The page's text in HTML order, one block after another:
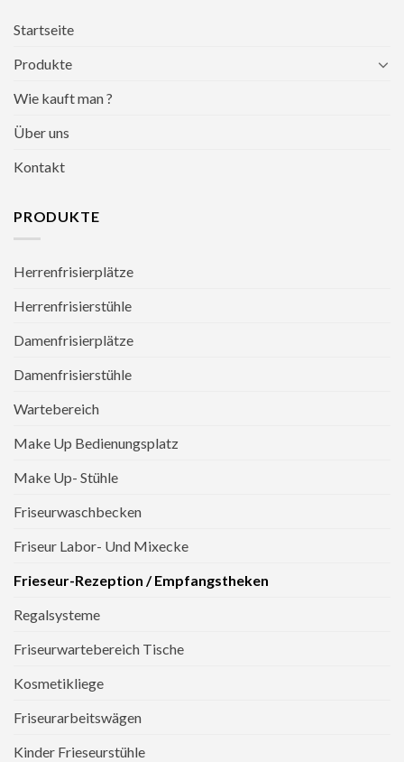
Startseite
Produkte
Wie kauft man ?
Über uns
Kontakt
PRODUKTE
Herrenfrisierplätze
Herrenfrisierstühle
Damenfrisierplätze
Damenfrisierstühle
Wartebereich
Make Up Bedienungsplatz
Make Up- Stühle
Friseurwaschbecken
Friseur Labor- Und Mixecke
Frieseur-Rezeption / Empfangstheken
Regalsysteme
Friseurwartebereich Tische
Kosmetikliege
Friseurarbeitswägen
Kinder Frieseurstühle